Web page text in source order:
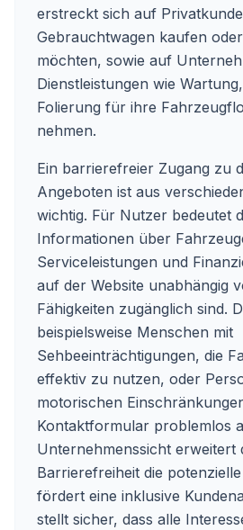
erstreckt sich auf
Gebrauchtwagen kaufen
möchten, sowie auf
Dienstleistungen wie
Folierung für ihre
nehmen.
Ein barrierefreier Zugang zu
Angeboten ist aus
wichtig. Für Nutzer bedeutet
Informationen über
Serviceleistungen und
auf der Website unabhängig
Fähigkeiten zugänglich sind.
beispielsweise Menschen mit
Sehbeeinträchtigungen, die
effektiv zu nutzen, oder
motorischen
Kontaktformular problemlos
Unternehmenssicht erweitert
Barrierefreiheit die
fördert eine inklusive
stellt sicher, dass alle